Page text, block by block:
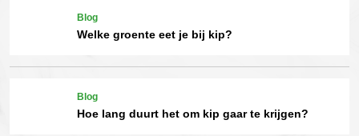
Blog
Welke groente eet je bij kip?
Blog
Hoe lang duurt het om kip gaar te krijgen?